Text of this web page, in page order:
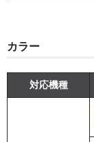
カラー
対応機種